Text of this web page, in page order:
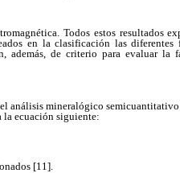
Todos estos resultados
en la clasificación las diferentes
además, de criterio para evaluar la
análisis mineralógico
la ecuación siguiente:
[11].